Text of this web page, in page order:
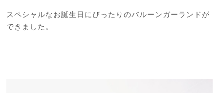
スペシャルなお誕生日にぴったりのバルーンガーランドが
できました。